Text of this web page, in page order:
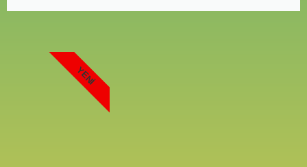
YENI